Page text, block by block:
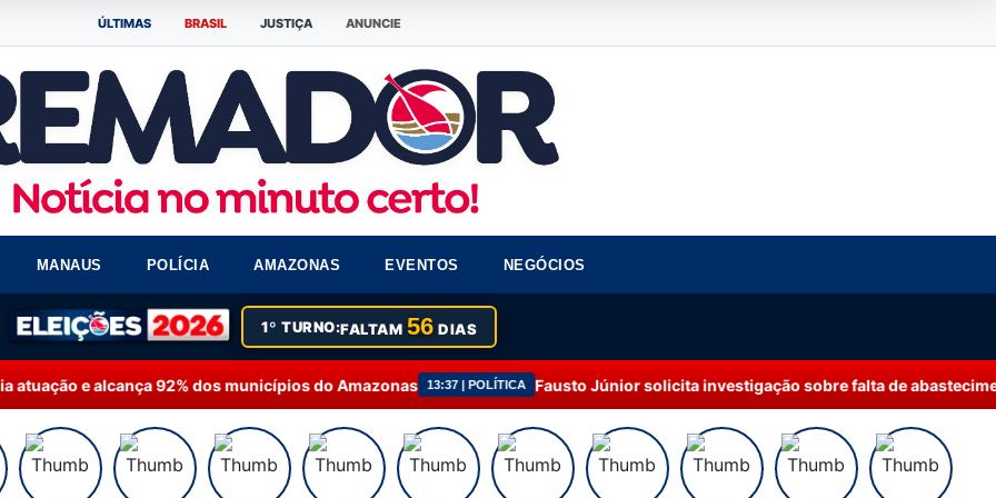
ÚLTIMAS BRASIL JUSTIÇA ANUNCIE
MANAUS POLÍCIA AMAZONAS EVENTOS NEGÓCIOS
1º TURNO:FALTAM 56 DIAS
92% dos municípios do Amazonas 13:37 | POLÍTICA Fausto Júnior solicita investigação sobre falta de abastecimento de água